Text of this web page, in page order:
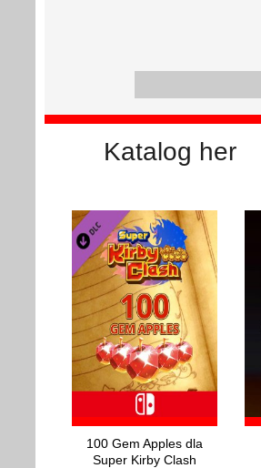
Katalog her
100 Gem Apples dla
Super Kirby Clash